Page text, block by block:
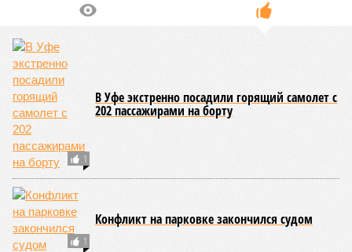
1
В Уфе экстренно посадили горящий самолет с
202 пассажирами на борту
1
Конфликт на парковке закончился судом